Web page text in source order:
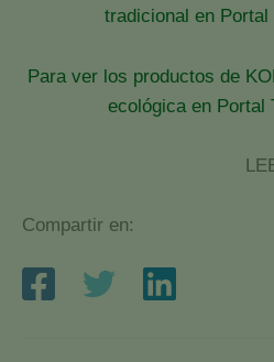
tradicional en Portal
Para ver los productos de
ecológica en Portal
Compartir en: